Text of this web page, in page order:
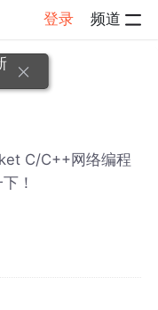
登录 频道
C/C++网络编程
！